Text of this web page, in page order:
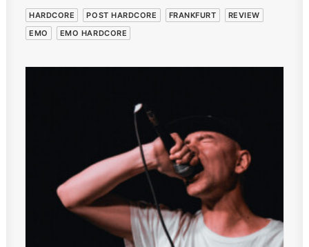
HARDCORE POST HARDCORE FRANKFURT
REVIEW
EMO
EMO HARDCORE